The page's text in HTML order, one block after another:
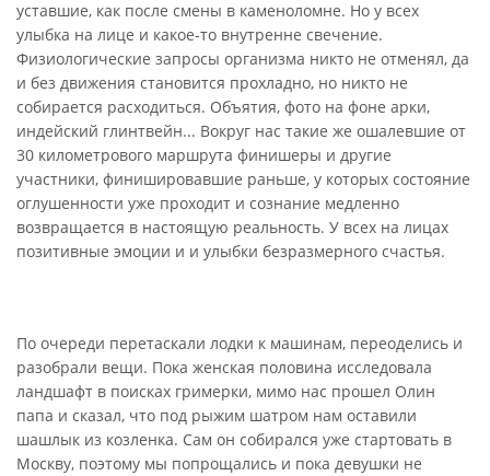
уставшие, как после смены в каменоломне. Но у всех
улыбка на лице и какое-то внутренне свечение.
Физиологические запросы организма никто не отменял, да
и без движения становится прохладно, но никто не
собирается расходиться. Объятия, фото на фоне арки,
индейский глинтвейн... Вокруг нас такие же ошалевшие от
30 километрового маршрута финишеры и другие
участники, финишировавшие раньше, у которых состояние
оглушенности уже проходит и сознание медленно
возвращается в настоящую реальность. У всех на лицах
позитивные эмоции и и улыбки безразмерного счастья.
По очереди перетаскали лодки к машинам, переоделись и
разобрали вещи. Пока женская половина исследовала
ландшафт в поисках гримерки, мимо нас прошел Олин
папа и сказал, что под рыжим шатром нам оставили
шашлык из козленка. Сам он собирался уже стартовать в
Москву, поэтому мы попрощались и пока девушки не